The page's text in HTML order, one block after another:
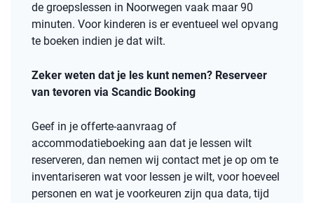
de groepslessen in Noorwegen vaak maar 90
minuten. Voor kinderen is er eventueel wel opvang
te boeken indien je dat wilt.
Zeker weten dat je les kunt nemen? Reserveer
van tevoren via Scandic Booking
Geef in je offerte-aanvraag of
accommodatieboeking aan dat je lessen wilt
reserveren, dan nemen wij contact met je op om te
inventariseren wat voor lessen je wilt, voor hoeveel
personen en wat je voorkeuren zijn qua data, tijd